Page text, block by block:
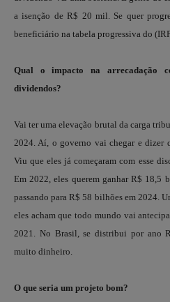
a isenção de R$ 20 mil. Se quer
beneficiário na tabela progressiva do
Qual o impacto na arrecadação
dividendos?
Vai ter uma elevação brutal da carga
2024. Aí, o governo vai chegar e dizer
Viu que eles já começaram com esse
Em 2022, eles querem ganhar R$ 18,5
passando para R$ 58 bilhões em 2024.
eles acham que todo mundo vai
2021. No Brasil, se distribui por ano
muito dinheiro.
O que seria um projeto bom?